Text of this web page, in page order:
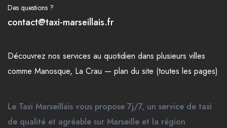
Des questions ?
contact@taxi-marseillais.fr
Découvrez nos services au quotidien dans plusieurs villes
comme Manosque, La Crau — plan du site (toutes les pages)
Le Taxi Marseillais vous propose 7j/7, un service de taxi
de qualité et agréable sur Marseille et la région